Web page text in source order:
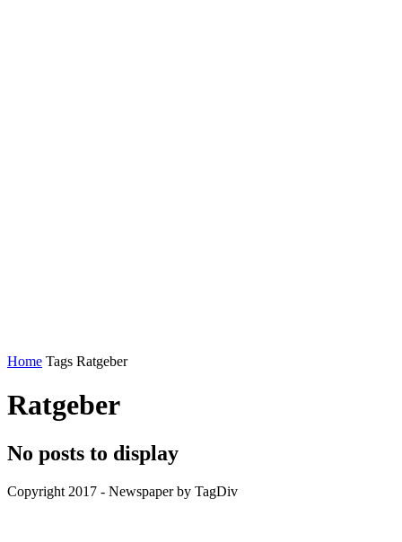
Home Tags Ratgeber
Ratgeber
No posts to display
Copyright 2017 - Newspaper by TagDiv